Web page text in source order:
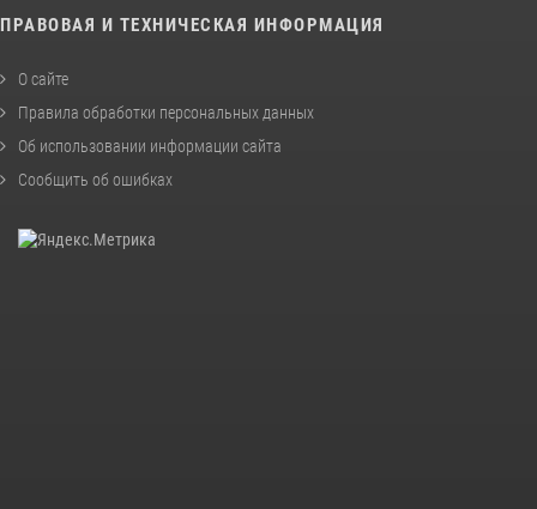
ПРАВОВАЯ И ТЕХНИЧЕСКАЯ ИНФОРМАЦИЯ
О сайте
Правила обработки персональных данных
Об использовании информации сайта
Сообщить об ошибках